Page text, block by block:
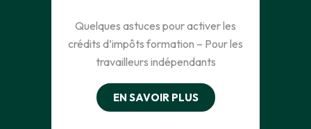
Quelques astuces pour activer les
crédits d’impôts formation – Pour les
travailleurs indépendants
EN SAVOIR PLUS